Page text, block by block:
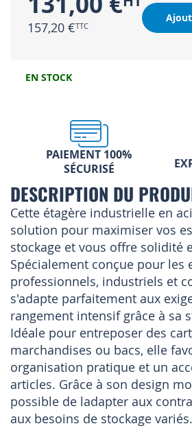
157,20 €
EN STOCK
PAIEMENT 100%
SÉCURISÉ
DESCRIPTION DU
Cette étagère industrielle en
solution pour maximiser vos
stockage et vous offre solidité
Spécialement conçue pour les
professionnels, industriels et
s'adapte parfaitement aux
rangement intensif grâce à sa
Idéale pour entreposer des
marchandises ou bacs, elle
organisation pratique et un
articles. Grâce à son design
possible de ladapter aux
aux besoins de stockage variés.